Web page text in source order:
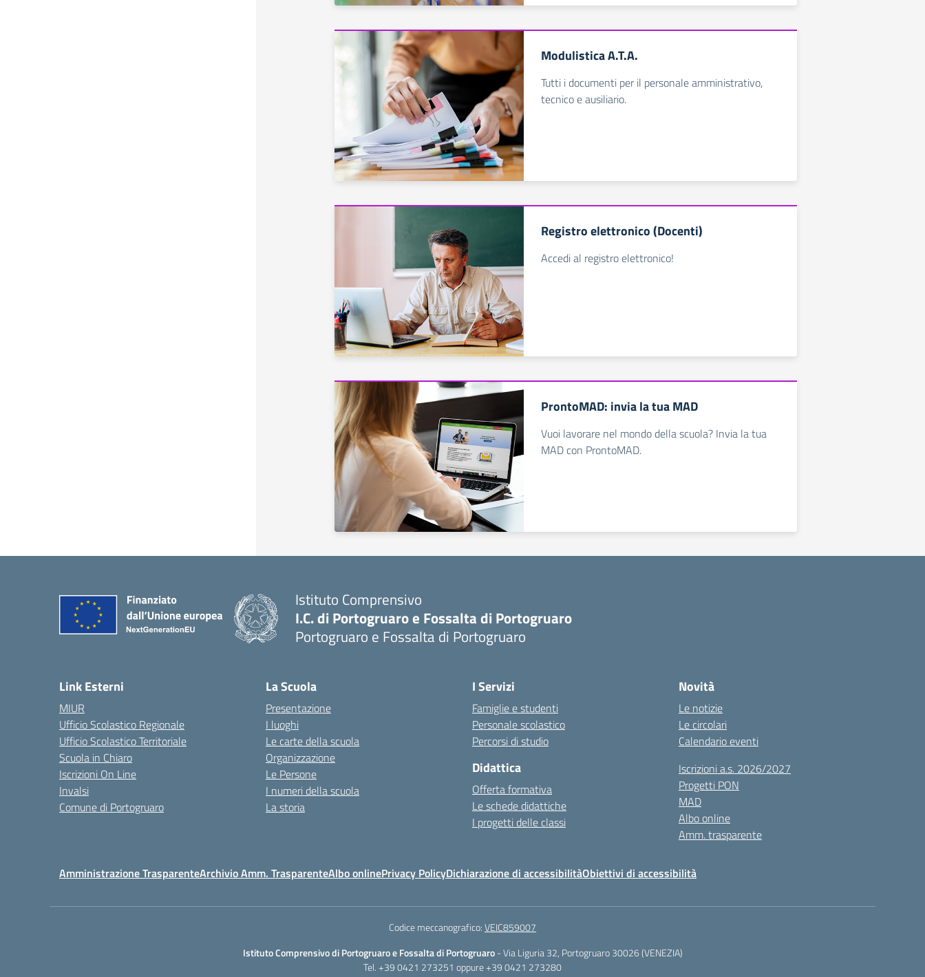
Modulistica A.T.A.
Tutti i documenti per il personale amministrativo,
tecnico e ausiliario.
Registro elettronico (Docenti)
Accedi al registro elettronico!
ProntoMAD: invia la tua MAD
Vuoi lavorare nel mondo della scuola? Invia la tua
MAD con ProntoMAD.
Istituto Comprensivo
I.C. di Portogruaro e Fossalta di Portogruaro
Portogruaro e Fossalta di Portogruaro
Link Esterni
MIUR
Ufficio Scolastico Regionale
Ufficio Scolastico Territoriale
Scuola in Chiaro
Iscrizioni On Line
Invalsi
Comune di Portogruaro
La Scuola
Presentazione
I luoghi
Le carte della scuola
Organizzazione
Le Persone
I numeri della scuola
La storia
I Servizi
Famiglie e studenti
Personale scolastico
Percorsi di studio
Didattica
Offerta formativa
Le schede didattiche
I progetti delle classi
Novità
Le notizie
Le circolari
Calendario eventi
Iscrizioni a.s. 2026/2027
Progetti PON
MAD
Albo online
Amm. trasparente
Amministrazione TrasparenteArchivio Amm. TrasparenteAlbo onlinePrivacy PolicyDichiarazione di accessibilitàObiettivi di accessibilità
Codice meccanografico:VEIC859007
Istituto Comprensivo di Portogruaro e Fossalta di Portogruaro- Via Liguria 32, Portogruaro 30026 (VENEZIA)
Tel. +39 0421 273251 oppure +39 0421 273280